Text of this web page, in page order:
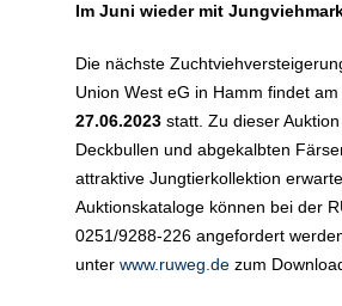
Im Juni wieder mit
Die nächste
Union West eG in Hamm findet am
27.06.2023 statt. Zu dieser
Deckbullen und abgekalbten
attraktive Jungtierkollektion
Auktionskataloge können bei der
0251/9288-226 angefordert
unter www.ruweg.de zum